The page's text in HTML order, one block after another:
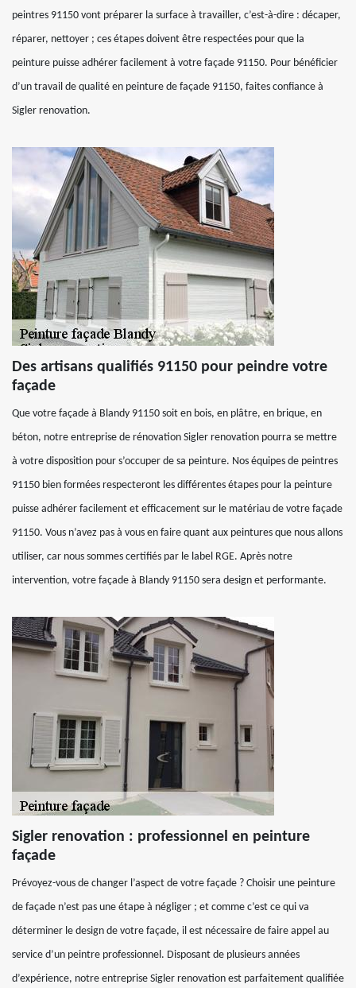
peintres 91150 vont préparer la surface à travailler, c’est-à-dire : décaper,
réparer, nettoyer ; ces étapes doivent être respectées pour que la
peinture puisse adhérer facilement à votre façade 91150. Pour bénéficier
d’un travail de qualité en peinture de façade 91150, faites confiance à
Sigler renovation.
Des artisans qualifiés 91150 pour peindre votre
façade
Que votre façade à Blandy 91150 soit en bois, en plâtre, en brique, en
béton, notre entreprise de rénovation Sigler renovation pourra se mettre
à votre disposition pour s’occuper de sa peinture. Nos équipes de peintres
91150 bien formées respecteront les différentes étapes pour la peinture
puisse adhérer facilement et efficacement sur le matériau de votre façade
91150. Vous n’avez pas à vous en faire quant aux peintures que nous allons
utiliser, car nous sommes certifiés par le label RGE. Après notre
intervention, votre façade à Blandy 91150 sera design et performante.
Sigler renovation : professionnel en peinture
façade
Prévoyez-vous de changer l’aspect de votre façade ? Choisir une peinture
de façade n’est pas une étape à négliger ; et comme c’est ce qui va
déterminer le design de votre façade, il est nécessaire de faire appel au
service d’un peintre professionnel. Disposant de plusieurs années
d’expérience, notre entreprise Sigler renovation est parfaitement qualifiée